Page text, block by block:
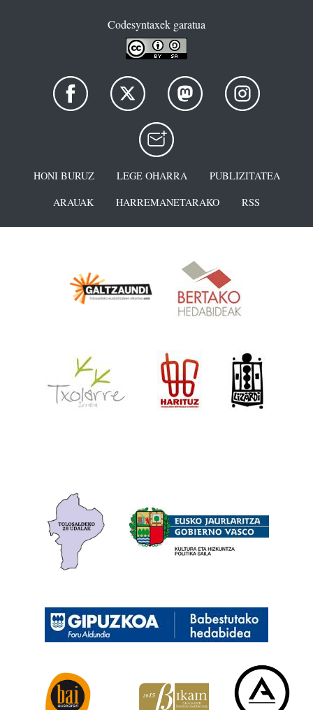
Codesyntaxek garatua
HONI BURUZ LEGE OHARRA
PUBLIZITATEA
ARAUAK
HARREMANETARAKO RSS